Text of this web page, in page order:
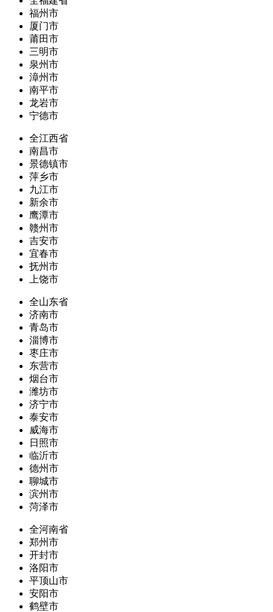
福州市
厦门市
莆田市
三明市
泉州市
漳州市
南平市
龙岩市
宁德市
全江西省
南昌市
景德镇市
萍乡市
九江市
新余市
鹰潭市
赣州市
吉安市
宜春市
抚州市
上饶市
全山东省
济南市
青岛市
淄博市
枣庄市
东营市
烟台市
潍坊市
济宁市
泰安市
威海市
日照市
临沂市
德州市
聊城市
滨州市
菏泽市
全河南省
郑州市
开封市
洛阳市
平顶山市
安阳市
鹤壁市